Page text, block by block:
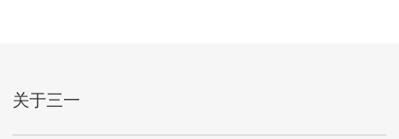
关于三一